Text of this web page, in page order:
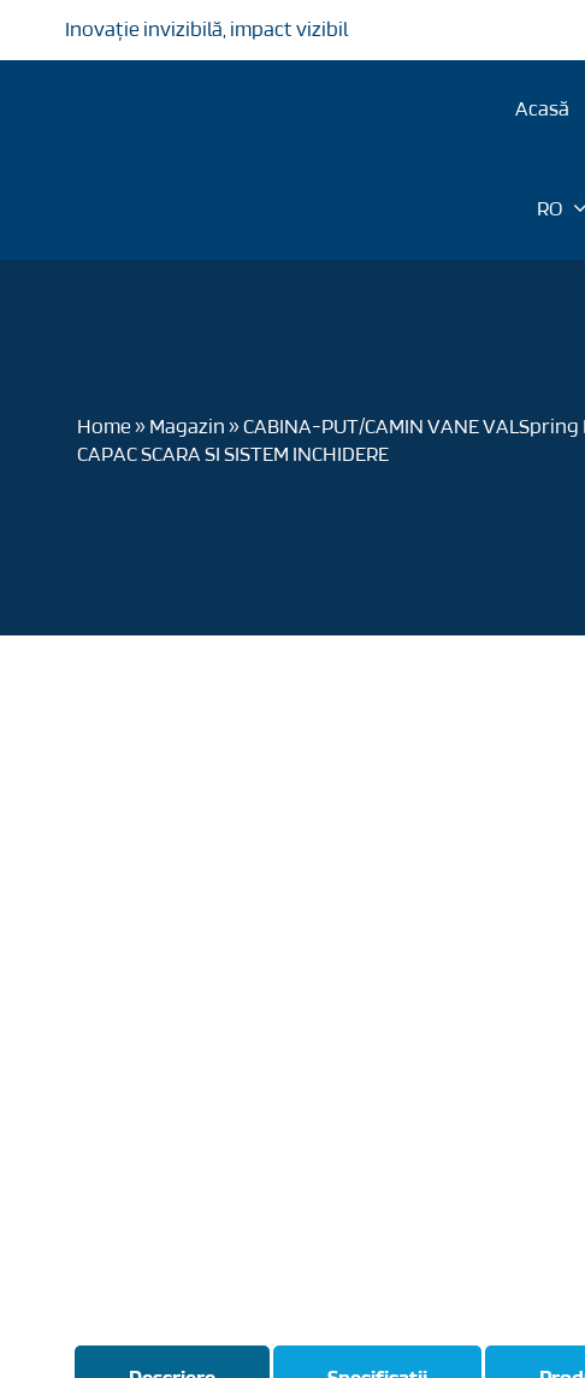
conținut
Inovație invizibilă, impact vizibil
Acasă
RO
Home» Magazin » CABINA-PUT/CAMIN VANE VALSpring
CAPAC SCARA SI SISTEM INCHIDERE